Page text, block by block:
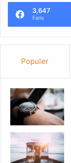
3,647
Fans
Populer